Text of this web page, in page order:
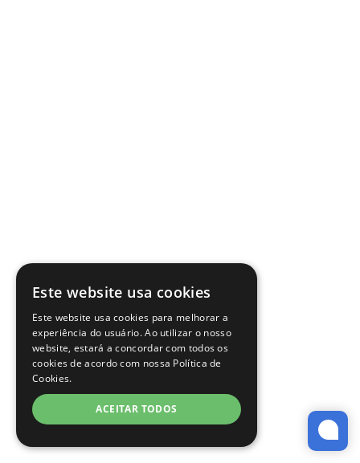
Este website usa cookies
Este website usa cookies para melhorar a
experiência do usuário. Ao utilizar o nosso
website, estará a concordar com todos os
cookies de acordo com nossa Política de
Cookies.
ACEITAR TODOS